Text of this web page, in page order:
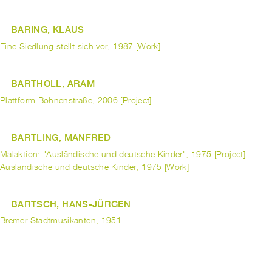
BARING, KLAUS
Eine Siedlung stellt sich vor, 1987 [Work]
BARTHOLL, ARAM
Plattform Bohnenstraße, 2006 [Project]
BARTLING, MANFRED
Malaktion: "Ausländische und deutsche Kinder", 1975 [Project]
Ausländische und deutsche Kinder, 1975 [Work]
BARTSCH, HANS-JÜRGEN
Bremer Stadtmusikanten, 1951